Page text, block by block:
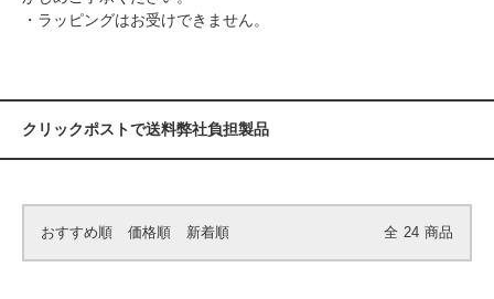
・ラッピングはお受けできません。
クリックポストで送料弊社負担製品
おすすめ順 価格順 新着順 全 24 商品